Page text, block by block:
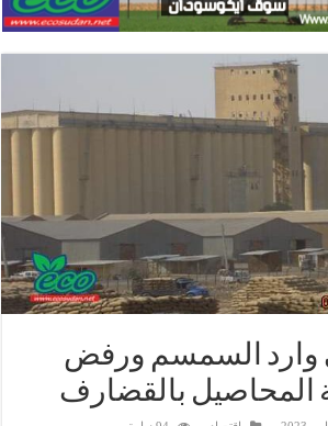
وارد السمسم ورفض
المحاصيل بالقضارف